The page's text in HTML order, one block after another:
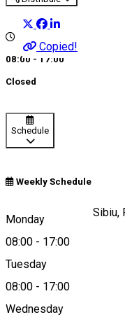
Copied!
08:00 - 17:00
Closed
Schedule
Weekly Schedule
Monday
08:00 - 17:00
Tuesday
08:00 - 17:00
Wednesday
Strada Livezii 82, Sibiu,
Map